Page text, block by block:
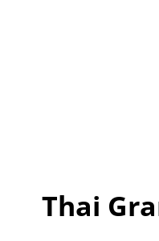
Thai